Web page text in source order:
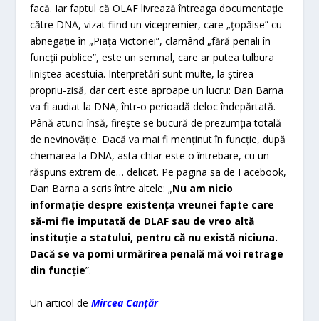
facă. Iar faptul că OLAF livrează întreaga documentaţie
către DNA, vizat fiind un vicepremier, care „ţopăise” cu
abnegaţie în „Piaţa Victoriei”, clamând „fără penali în
funcţii publice”, este un semnal, care ar putea tulbura
liniştea acestuia. Interpretări sunt multe, la ştirea
propriu-zisă, dar cert este aproape un lucru: Dan Barna
va fi audiat la DNA, într-o perioadă deloc îndepărtată.
Până atunci însă, fireşte se bucură de prezumţia totală
de nevinovăţie. Dacă va mai fi menţinut în funcţie, după
chemarea la DNA, asta chiar este o întrebare, cu un
răspuns extrem de… delicat. Pe pagina sa de Facebook,
Dan Barna a scris între altele: „Nu am nicio
informaţie despre existenţa vreunei fapte care
să-mi fie imputată de DLAF sau de vreo altă
instituţie a statului, pentru că nu există niciuna.
Dacă se va porni urmărirea penală mă voi retrage
din funcţie”.
Un articol deMircea Canțăr